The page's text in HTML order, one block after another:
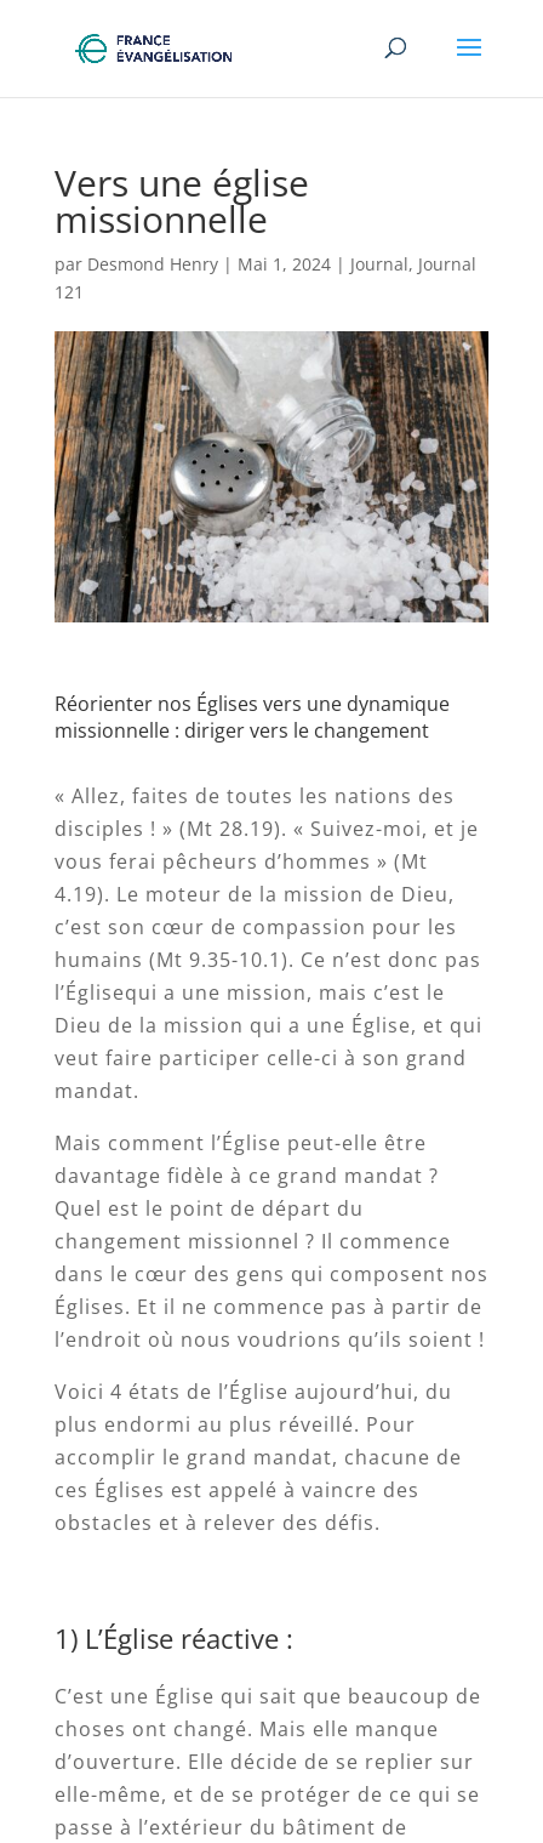
Vers une église
missionnelle
par Desmond Henry| Mai 1, 2024| Journal, Journal
121
Réorienter nos Églises vers une dynamique
missionnelle : diriger vers le changement
« Allez, faites de toutes les nations des
disciples ! » (Mt 28.19). « Suivez-moi, et je
vous ferai pêcheurs d’hommes » (Mt
4.19). Le moteur de la mission de Dieu,
c’est son cœur de compassion pour les
humains (Mt 9.35-10.1). Ce n’est donc pas
l’Églisequi a une mission, mais c’est le
Dieu de la mission qui a une Église, et qui
veut faire participer celle-ci à son grand
mandat.
Mais comment l’Église peut-elle être
davantage fidèle à ce grand mandat ?
Quel est le point de départ du
changement missionnel ? Il commence
dans le cœur des gens qui composent nos
Églises. Et il ne commence pas à partir de
l’endroit où nous voudrions qu’ils soient !
Voici 4 états de l’Église aujourd’hui, du
plus endormi au plus réveillé. Pour
accomplir le grand mandat, chacune de
ces Églises est appelé à vaincre des
obstacles et à relever des défis.
1) L’Église réactive :
C’est une Église qui sait que beaucoup de
choses ont changé. Mais elle manque
d’ouverture. Elle décide de se replier sur
elle-même, et de se protéger de ce qui se
passe à l’extérieur du bâtiment de